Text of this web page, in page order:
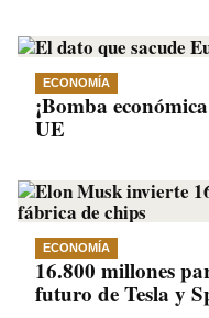
ECONOMÍA
¡Bomba
UE
ECONOMÍA
16.800 millones
futuro de Tesla y